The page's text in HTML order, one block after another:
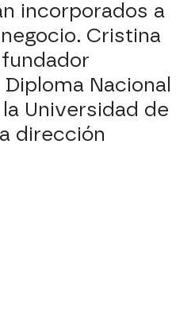
incorporados a
Cristina
Nacional
Universidad de
dirección